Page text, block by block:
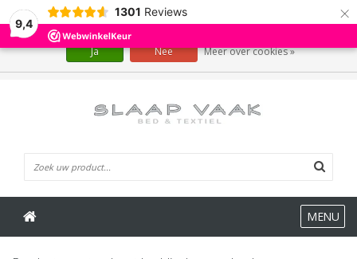
9,4
1301 Reviews ×
MENU
Wij slaan cookies op om onze website te verbeteren. Is dat akkoord?
Ja Nee Meer over cookies »